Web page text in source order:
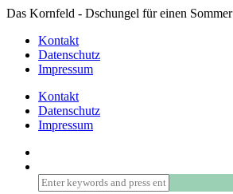
Das Kornfeld - Dschungel für einen Sommer
Kontakt
Datenschutz
Impressum
Kontakt
Datenschutz
Impressum